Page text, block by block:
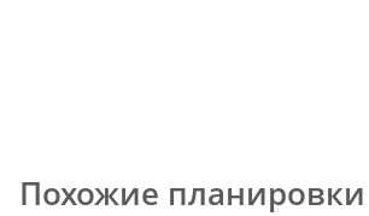
Похожие планировки